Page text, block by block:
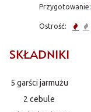
Przygotowanie:
Ostrość:
SKŁADNIKI
5 garści jarmużu
2 cebule